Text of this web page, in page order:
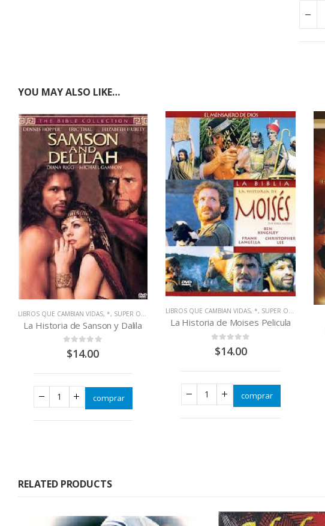
YOU MAY ALSO LIKE…
LIBROS QUE CAMBIAN VIDAS, *, SUPER OFERTAS
La Historia de Sanson y Dalila
out of 5
$14.00
comprar
LIBROS QUE CAMBIAN VIDAS,*, SUPER OFERTAS
La Historia de Moises Pelicula
out of 5
$14.00
comprar
RELATED PRODUCTS